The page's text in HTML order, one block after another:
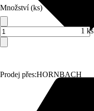
Prodej přes:HORNBACH
Množství (ks)
1 ks